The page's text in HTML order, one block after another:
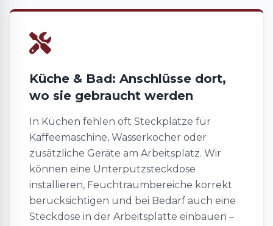
Küche & Bad: Anschlüsse dort,
wo sie gebraucht werden
In Küchen fehlen oft Steckplätze für
Kaffeemaschine, Wasserkocher oder
zusätzliche Geräte am Arbeitsplatz. Wir
können eine Unterputzsteckdose
installieren, Feuchtraumbereiche korrekt
berücksichtigen und bei Bedarf auch eine
Steckdose in der Arbeitsplatte einbauen –